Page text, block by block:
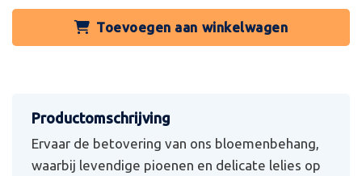
Toevoegen aan winkelwagen
Ervaar de betovering van ons bloemenbehang,
waarbij levendige pioenen en delicate lelies op